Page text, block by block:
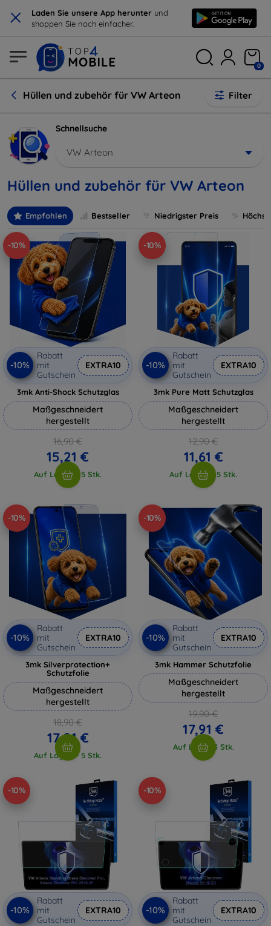
× Laden Sie unsere App herunter und
shoppen Sie noch einfacher.
0
Hüllen und zubehör für VW Arteon Filter
Schnellsuche
VW Arteon
Hüllen und zubehör für VW Arteon
Empfohlen Bestseller Niedrigster Preis
-10%
-10%
Rabatt
mit
Gutschein
EXTRA10
3mk Anti-Shock Schutzglas
Maßgeschneidert
hergestellt
16,90 €
15,21 €
Auf Lager > 5 Stk.
-10%
-10%
Rabatt
mit
Gutschein
EXTRA10
3mk Pure Matt Schutzglas
Maßgeschneidert
hergestellt
12,90 €
11,61 €
Auf Lager > 5 Stk.
-10%
-10%
Rabatt
mit
Gutschein
EXTRA10
3mk Silverprotection+
Schutzfolie
Maßgeschneidert
hergestellt
18,90 €
17,01 €
Auf Lager > 5 Stk.
-10%
-10%
Rabatt
mit
Gutschein
EXTRA10
3mk Hammer Schutzfolie
Maßgeschneidert
hergestellt
19,90 €
17,91 €
Auf Lager 3 Stk.
-10%
-10%
Rabatt
mit
Gutschein
EXTRA10
-10%
-10%
Rabatt
mit
Gutschein
EXTRA10